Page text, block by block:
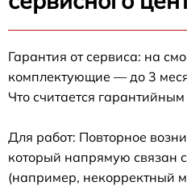
Гарантия от сервиса: на
комплектующие — до 3
Что считается
Для работ: Повторное
который напрямую связан
(например, некорректный